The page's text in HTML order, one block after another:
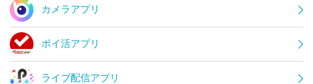
カメラアプリ
ポイ活アプリ
ライブ配信アプリ